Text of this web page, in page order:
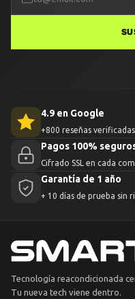
4.9 en Google
+800 reseñas verificadas
Pagos 100%
Cifrado SSL en cada
Garantía de 1 año
+ 10 días de prueba sin
Tecnología reacondicionada
Tu nueva tech viene dentro.